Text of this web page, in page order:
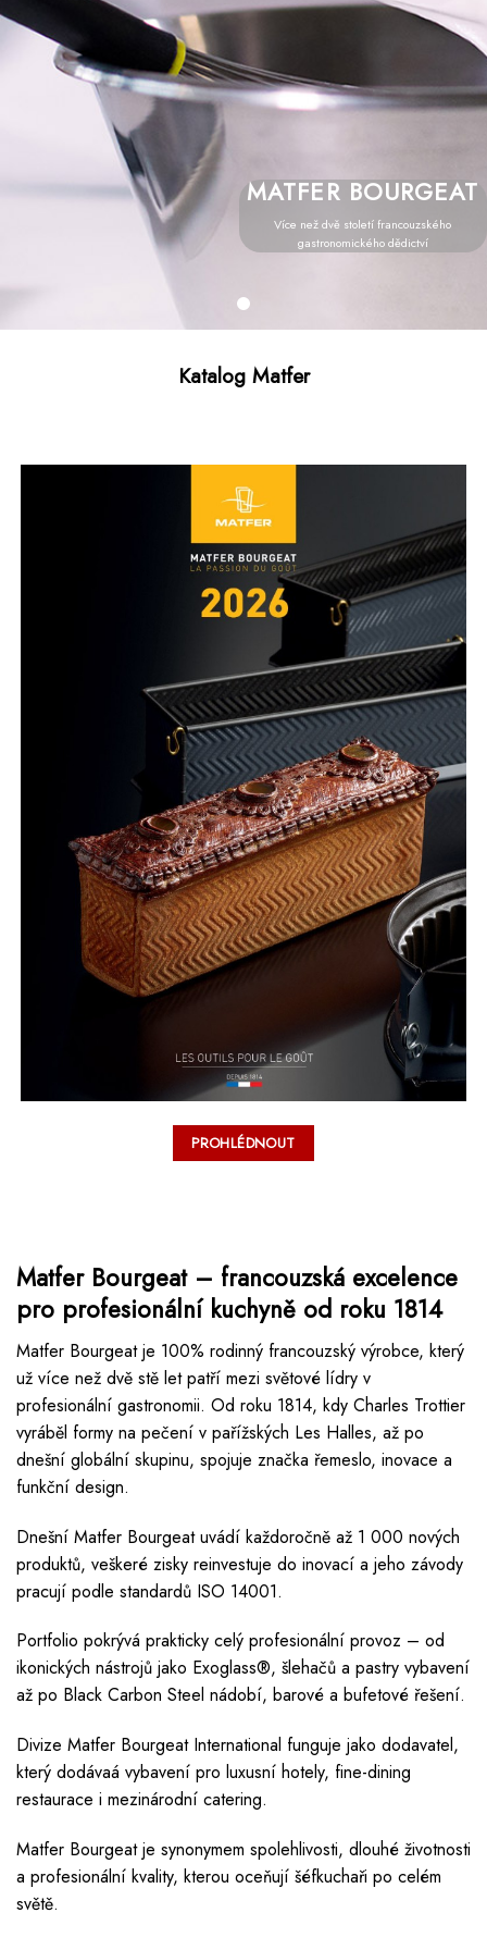
MATFER BOURGEAT
Více než dvě století francouzského
gastronomického dědictví
Katalog Matfer
PROHLÉDNOUT
Matfer Bourgeat – francouzská excelence
pro profesionální kuchyně od roku 1814
Matfer Bourgeat je 100% rodinný francouzský výrobce, který
už více než dvě stě let patří mezi světové lídry v
profesionální gastronomii. Od roku 1814, kdy Charles Trottier
vyráběl formy na pečení v pařížských Les Halles, až po
dnešní globální skupinu, spojuje značka řemeslo, inovace a
funkční design.
Dnešní Matfer Bourgeat uvádí každoročně až 1 000 nových
produktů, veškeré zisky reinvestuje do inovací a jeho závody
pracují podle standardů ISO 14001.
Portfolio pokrývá prakticky celý profesionální provoz – od
ikonických nástrojů jako Exoglass®, šlehačů a pastry vybavení
až po Black Carbon Steel nádobí, barové a bufetové řešení.
Divize Matfer Bourgeat International funguje jako dodavatel,
který dodávaá vybavení pro luxusní hotely, fine-dining
restaurace i mezinárodní catering.
Matfer Bourgeat je synonymem spolehlivosti, dlouhé životnosti
a profesionální kvality, kterou oceňují šéfkuchaři po celém
světě.